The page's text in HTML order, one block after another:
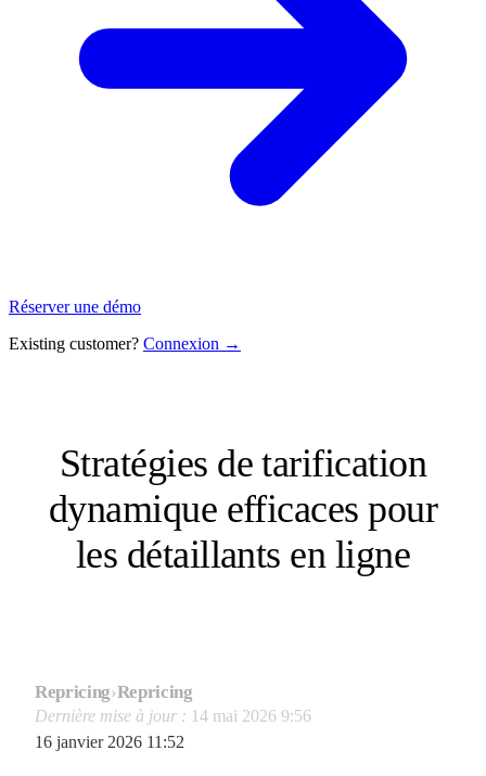
Réserver une démo
Existing customer? Connexion →
Stratégies de tarification
dynamique efficaces pour
les détaillants en ligne
Repricing›Repricing
Dernière mise à jour : 14 mai 2026 9:56
16 janvier 2026 11:52